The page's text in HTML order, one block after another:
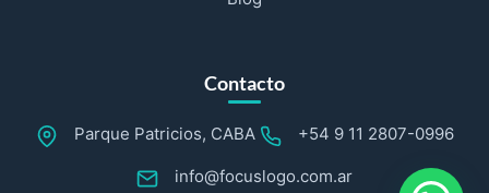
Contacto
Parque Patricios, CABA +54 9 11 2807-0996
info@focuslogo.com.ar